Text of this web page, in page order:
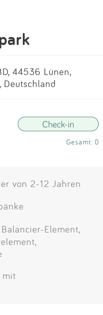
44536 Lünen,
Deutschland
Gesamt: 0
von 2-12 Jahren
Element,
mit